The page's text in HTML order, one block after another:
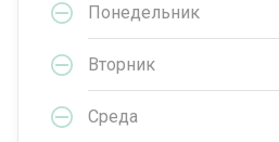
Понедельник
Вторник
Среда